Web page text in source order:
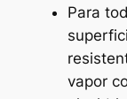
Para
vapor